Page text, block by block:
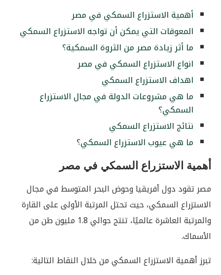
أهمية الاستزراع السمكي في مصر
المعوقات التي يمكن أن تواجه الاستزراع السمكي
ما أثر زيادة مصر من الثروة السمكية؟
انواع الاستزراع السمكي في مصر
اهداف الاستزراع السمكي
ما هي مشروعات الدولة في مجال الاستزراع
السمكي؟
نتائج الاستزراع السمكي
ما هي عيوب الاستزراع السمكي؟
أهمية الاستزراع السمكي في مصر
مصر تقود دول أفريقيا وحوض البحر المتوسط في مجال
الاستزراع السمكي، حيث تحتل المرتبة الأولى على القارة
والمرتبة العاشرة عالميًا، تنتج حوالي 1.8 مليون طن من
الأسماك.
تبرز أهمية الاستزراع السمكي من خلال النقاط التالية: